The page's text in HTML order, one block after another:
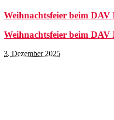
Weihnachtsfeier beim
Weihnachtsfeier beim
3. Dezember 2025